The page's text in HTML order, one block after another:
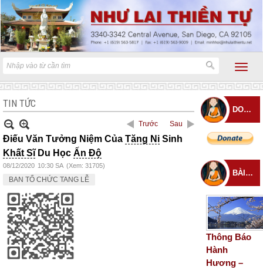
TIN TỨC
Trước Sau
Điếu Văn Tưởng Niệm Của Tăng Ni Sinh
Khất SĩDu Học Ấn Độ
08/12/2020 10:30 SA (Xem: 31705)
BAN TỔ CHỨC TANG LỄ
DONATE
BÀI ĐĂNG MỚI
Thông Báo
Hành
Hương –